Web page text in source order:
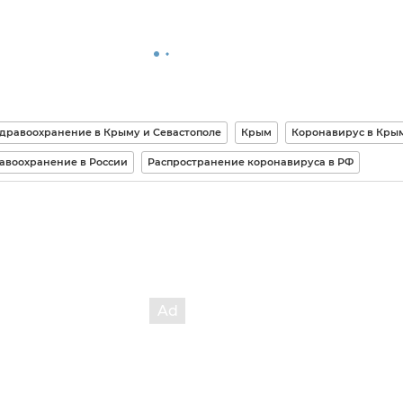
в Крыму и Севастополе Крым Коронавирус в
в России Распространение коронавируса в РФ